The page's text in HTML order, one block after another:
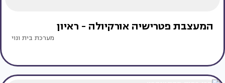
המעצבת פטרישיה אורקיולה - ראיון
מערכת בית ונוי